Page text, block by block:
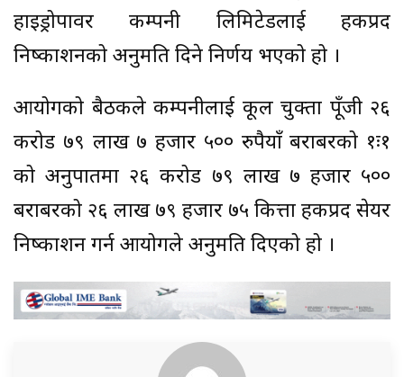
हाइड्रोपावर कम्पनी लिमिटेडलाई हकप्रद
निष्काशनको अनुमति दिने निर्णय भएको हो ।
आयोगको बैठकले कम्पनीलाई कूल चुक्ता पूँजी २६
करोड ७९ लाख ७ हजार ५०० रुपैयाँ बराबरको १ः१
को अनुपातमा २६ करोड ७९ लाख ७ हजार ५००
बराबरको २६ लाख ७९ हजार ७५ कित्ता हकप्रद सेयर
निष्काशन गर्न आयोगले अनुमति दिएको हो ।